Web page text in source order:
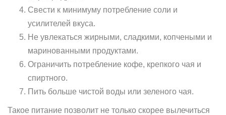
Свести к минимуму потребление соли и
усилителей вкуса.
Не увлекаться жирными, сладкими, копчеными и
маринованными продуктами.
Ограничить потребление кофе, крепкого чая и
спиртного.
Пить больше чистой воды или зеленого чая.
Такое питание позволит не только скорее вылечиться